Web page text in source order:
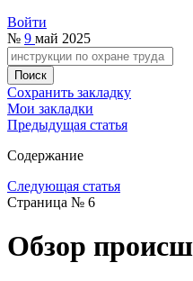
Войти
№ 9 май 2025
Сохранить закладку
Мои закладки
Предыдущая статья
Содержание
Следующая статья
Страница № 6
Обзор